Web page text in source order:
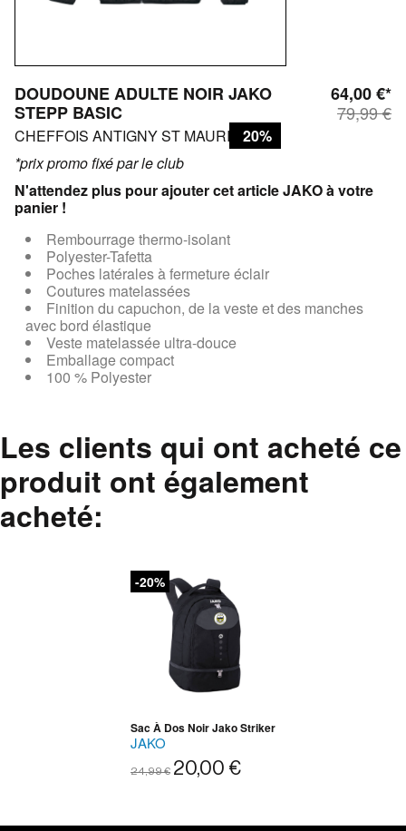
DOUDOUNE ADULTE NOIR JAKO
STEPP BASIC
CHEFFOIS ANTIGNY ST MAURICE
64,00 €*
79,99 €
20%
*prix promo fixé par le club
N'attendez plus pour ajouter cet article JAKO à votre
panier !
Rembourrage thermo-isolant
Polyester-Tafetta
Poches latérales à fermeture éclair
Coutures matelassées
Finition du capuchon, de la veste et des manches
avec bord élastique
Veste matelassée ultra-douce
Emballage compact
100 % Polyester
Les clients qui ont acheté ce
produit ont également
acheté:
Sac À Dos Noir Jako Striker
JAKO
24,99 € 20,00 €
-20%